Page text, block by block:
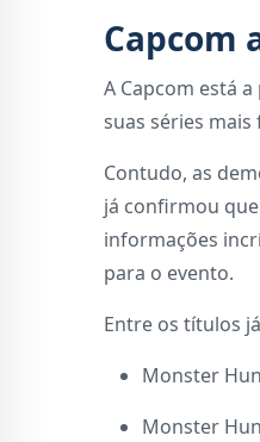
Capcom
A Capcom está
suas séries mais
Contudo, as
já confirmou
informações
para o evento.
Entre os títulos
Monster
Monster